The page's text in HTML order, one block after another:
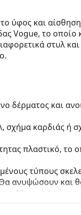
ύφος και αίσθηση
Vogue, το οποίο
στυλ και
δέρματος και
σχήμα καρδιάς ή
πλαστικό, το
τύπους
Θα ανυψώσουν και
Μερικά από τα
πλήρως